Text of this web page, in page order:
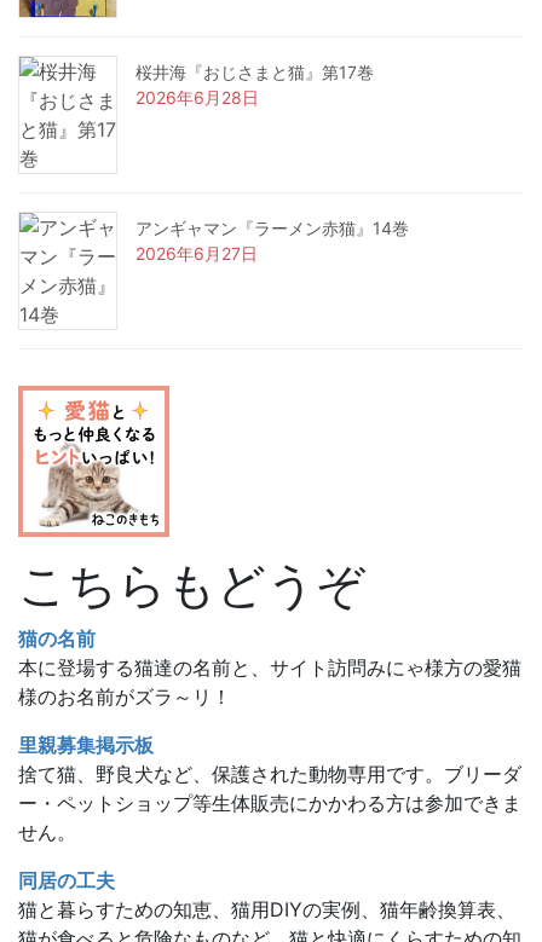
桜井海『おじさまと猫』第17巻
2026年6月28日
アンギャマン『ラーメン赤猫』14巻
2026年6月27日
こちらもどうぞ
猫の名前
本に登場する猫達の名前と、サイト訪問みにゃ様方の愛猫
様のお名前がズラ～リ！
里親募集掲示板
捨て猫、野良犬など、保護された動物専用です。ブリーダ
ー・ペットショップ等生体販売にかかわる方は参加できま
せん。
同居の工夫
猫と暮らすための知恵、猫用DIYの実例、猫年齢換算表、